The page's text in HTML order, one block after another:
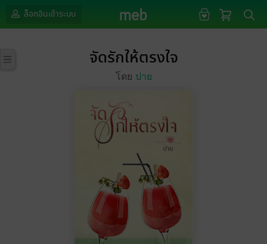
ล็อกอินเข้าระบบ
จัดรักให้ตรงใจ
โดย ปาย